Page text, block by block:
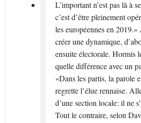
L’important n’est pas là à
c’est d’être pleinement
les européennes en
créer une dynamique,
ensuite électorale. Hormis
quelle différence avec un
«Dans les partis, la parole
regrette l’élue rennaise.
d’une section locale: il ne
Tout le contraire, selon